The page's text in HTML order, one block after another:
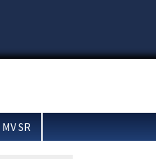
MV SR